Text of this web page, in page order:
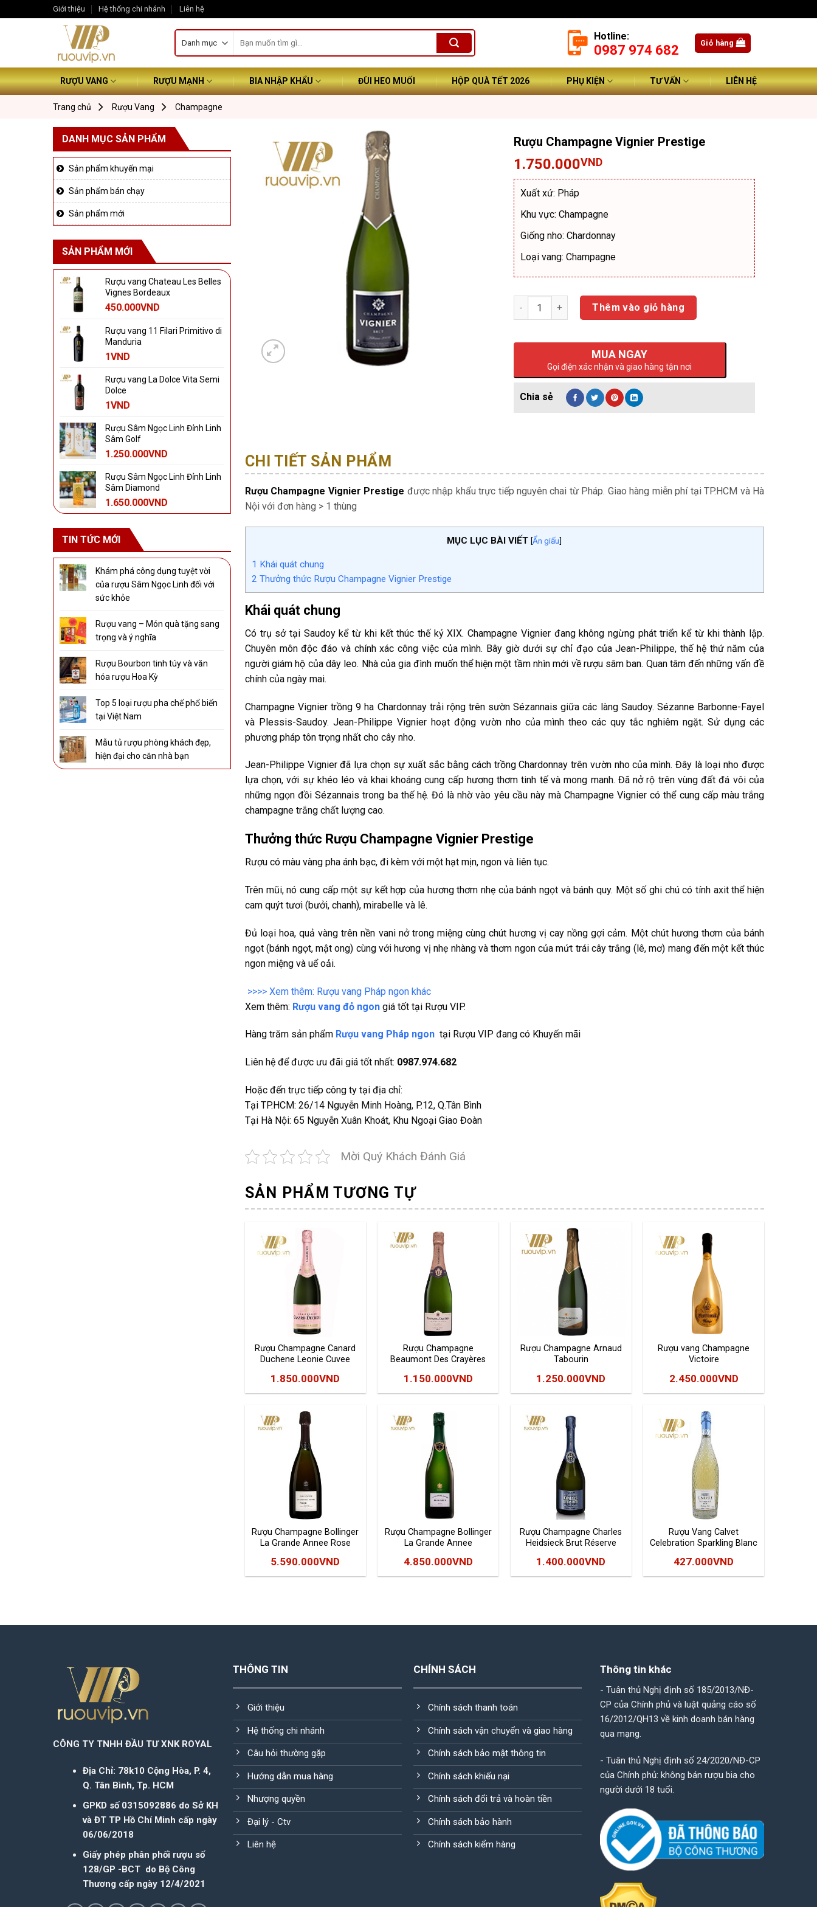
to
Giới thiệu Hệ thống chi nhánh Liên hệ
kiếm:
Hotline:
0987 974 682 Giỏ hàng
RƯỢU VANG RƯỢU MẠNH BIA NHẬP KHẨU ĐÙI HEO MUỐI HỘP QUÀ TẾT 2026 PHỤ KIỆN TƯ VẤN LIÊN HỆ
Trang chủ Rượu Vang Champagne
Rượu Champagne Vignier Prestige
1.750.000VND
Xuất xứ: Pháp
Khu vực: Champagne
Giống nho: Chardonnay
Loại vang: Champagne
Số lượng Thêm vào giỏ hàng
MUA NGAY
Gọi điện xác nhận và giao hàng tận nơi
CHI TIẾT SẢN PHẨM
Rượu Champagne Vignier Prestige được nhập khẩu trực tiếp nguyên chai từ Pháp. Giao hàng miễn phí tại TP.HCM và Hà
Nội với đơn hàng > 1 thùng
MỤC LỤC BÀI VIẾT [Ẩn giấu]
1 Khái quát chung
2 Thưởng thức Rượu Champagne Vignier Prestige
Khái quát chung
Có trụ sở tại Saudoy kể từ khi kết thúc thế kỷ XIX. Champagne Vignier đang không ngừng phát triển kể từ khi thành lập.
Chuyên môn độc đáo và chính xác công việc của mình. Bây giờ dưới sự chỉ đạo của Jean-Philippe, thế hệ thứ năm của
người giám hộ của dây leo. Nhà của gia đình muốn thể hiện một tầm nhìn mới về rượu sâm ban. Quan tâm đến những vấn đề
chính của ngày mai.
Champagne Vignier trồng 9 ha Chardonnay trải rộng trên sườn Sézannais giữa các làng Saudoy. ​​Sézanne Barbonne-Fayel
và Plessis-Saudoy. Jean-Philippe Vignier hoạt động vườn nho của mình theo các quy tắc nghiêm ngặt. Sử dụng các
phương pháp tôn trọng nhất cho cây nho.
Jean-Philippe Vignier đã lựa chọn sự xuất sắc bằng cách trồng Chardonnay trên vườn nho của mình. Đây là loại nho được
lựa chọn, với sự khéo léo và khai khoáng cung cấp hương thơm tinh tế và mong manh. Đã nở rộ trên vùng đất đá vôi của
những ngọn đồi Sézannais trong ba thế hệ. Đó là nhờ vào yêu cầu này mà Champagne Vignier có thể cung cấp màu trắng
champagne trắng chất lượng cao.
Thưởng thức Rượu Champagne Vignier Prestige
Rượu có màu vàng pha ánh bạc, đi kèm với một hạt mịn, ngon và liên tục.
Trên mũi, nó cung cấp một sự kết hợp của hương thơm nhẹ của bánh ngọt và bánh quy. Một số ghi chú có tính axit thể hiện
cam quýt tươi (bưởi, chanh), mirabelle và lê.
Đủ loại hoa, quả vàng trên nền vani nở trong miệng cùng chút hương vị cay nồng gợi cảm. Một chút hương thơm của bánh
ngọt (bánh ngọt, mật ong) cùng với hương vị nhẹ nhàng và thơm ngon của mứt trái cây trắng (lê, mơ) mang đến một kết thúc
ngon miệng và uể oải.
>>>> Xem thêm: Rượu vang Pháp ngon khác
Xem thêm: Rượu vang đỏ ngongiá tốt tại Rượu VIP.
Hàng trăm sản phẩm Rượu vang Pháp ngontại Rượu VIP đang có Khuyến mãi
Liên hệ để được ưu đãi giá tốt nhất: 0987.974.682
Hoặc đến trực tiếp công ty tại địa chỉ:
Tại TP.HCM: 26/14 Nguyễn Minh Hoàng, P.12, Q.Tân Bình
Tại Hà Nội: 65 Nguyễn Xuân Khoát, Khu Ngoại Giao Đoàn
Mời Quý Khách Đánh Giá
SẢN PHẨM TƯƠNG TỰ
Rượu Champagne Canard
Duchene Leonie Cuvee
1.850.000VND
Rượu Champagne
Beaumont Des Crayères
1.150.000VND
Rượu Champagne Arnaud
Tabourin
1.250.000VND
Rượu vang Champagne
Victoire
2.450.000VND
Rượu Champagne Bollinger
La Grande Annee Rose
5.590.000VND
Rượu Champagne Bollinger
La Grande Annee
4.850.000VND
Rượu Champagne Charles
Heidsieck Brut Réserve
1.400.000VND
Rượu Vang Calvet
Celebration Sparkling Blanc
427.000VND
DANH MỤC SẢN PHẨM
Sản phẩm khuyến mại
Sản phẩm bán chạy
Sản phẩm mới
SẢN PHẨM MỚI
Rượu vang Chateau Les Belles
Vignes Bordeaux
450.000VND
Rượu vang 11 Filari Primitivo di
Manduria
1VND
Rượu vang La Dolce Vita Semi
Dolce
1VND
Rượu Sâm Ngọc Linh Đỉnh Linh
Sâm Golf
1.250.000VND
Rượu Sâm Ngọc Linh Đỉnh Linh
Sâm Diamond
1.650.000VND
TIN TỨC MỚI
Khám phá công dụng tuyệt vời
của rượu Sâm Ngọc Linh đối với
sức khỏe
Rượu vang – Món quà tặng sang
trọng và ý nghĩa
Rượu Bourbon tinh túy và văn
hóa rượu Hoa Kỳ
Top 5 loại rượu pha chế phổ biến
tại Việt Nam
Mẫu tủ rượu phòng khách đẹp,
hiện đại cho căn nhà bạn
CÔNG TY TNHH ĐẦU TƯ XNK ROYAL
Địa Chỉ: 78k10 Cộng Hòa, P. 4,
Q. Tân Bình, Tp. HCM
GPKD số 0315092886 do Sở KH
và ĐT TP Hồ Chí Minh cấp ngày
06/06/2018
Giấy phép phân phối rượu số
128/GP -BCT do Bộ Công
Thương cấp ngày 12/4/2021
THÔNG TIN
Giới thiệu
Hệ thống chi nhánh
Câu hỏi thường gặp
Hướng dẫn mua hàng
Nhượng quyền
Đại lý - Ctv
Liên hệ
CHÍNH SÁCH
Chính sách thanh toán
Chính sách vận chuyển và giao hàng
Chính sách bảo mật thông tin
Chính sách khiếu nại
Chính sách đổi trả và hoàn tiền
Chính sách bảo hành
Chính sách kiểm hàng
Thông tin khác
- Tuân thủ Nghị định số 185/2013/NĐ-
CP của Chính phủ và luật quảng cáo số
16/2012/QH13 về kinh doanh bán hàng
qua mạng.
- Tuân thủ Nghị định số 24/2020/NĐ-CP
của Chính phủ: không bán rượu bia cho
người dưới 18 tuổi.